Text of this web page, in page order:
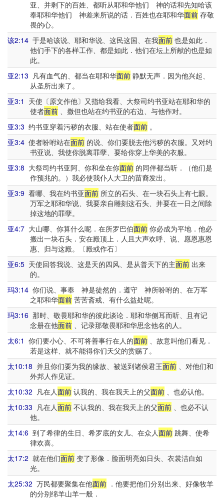
亚、并剩下的百姓、都听从耶和华他们 神的话和先知哈该
奉耶和华他们 神差来所说的话．百姓也在耶和华面前存敬
畏的心。
该2:14 于是哈该说、耶和华说、这民这国、在我面前 也是如此．
他们手下的各样工作、都是如此．他们在坛上所献的也是如
此。
亚2:13 凡有血气的、都当在耶和华面前 静默无声．因为他兴起、
从圣所出来了。
亚3:1 天使〔原文作他〕又指给我看、大祭司约书亚站在耶和华的
使者面前、撒但也站在约书亚的右边、与他作对。
亚3:3 约书亚穿着污秽的衣服、站在使者面前 。
亚3:4 使者吩咐站在面前 的说、你们要脱去他污秽的衣服。又对约
书亚说、我使你脱离罪孽、要给你穿上华美的衣服。
亚3:8 大祭司约书亚阿、你和坐在你面前 的同伴都当听．（他们是
作预兆的。）我必使我仆人大卫的苗裔发出。
亚3:9 看哪、我在约书亚面前 所立的石头、在一块石头上有七眼。
万军之耶和华说、我要亲自雕刻这石头、并要在一日之间除
掉这地的罪孽。
亚4:7 大山哪、你算什么呢．在所罗巴伯面前 你必成为平地．他必
搬出一块石头．安在殿顶上．人且大声欢呼、说、愿恩惠恩
惠、归与这殿。〔殿或作石〕
亚6:5 天使回答我说、这是天的四风、是从普天下的主面前 出来
的。
玛3:14 你们说、事奉 神是徒然的．遵守 神所吩咐的、在万军
之耶和华面前苦苦斋戒、有什么益处呢。
玛3:16 那时、敬畏耶和华的彼此谈论．耶和华侧耳而听、且有记
念册在他面前、记录那敬畏耶和华思念他名的人。
太6:1 你们要小心、不可将善事行在人的面前 、故意叫他们看见．
若是这样、就不能得你们天父的赏赐了。
太10:18 并且你们要为我的缘故、被送到诸侯君王面前 、对他们和
外邦人作见证。
太10:32 凡在人面前 认我的、我在我天上的父面前 、也必认他。
太10:33 凡在人面前 不认我的、我在我天上的父面前 、也必不认
他。
太14:6 到了希律的生日、希罗底的女儿、在众人面前 跳舞、使希
律欢喜。
太17:2 就在他们面前 变了形像．脸面明亮如日头、衣裳洁白如
光。
太25:32 万民都要聚集在他面前 ．他要把他们分别出来、好像牧羊
的分别绵羊山羊一般．